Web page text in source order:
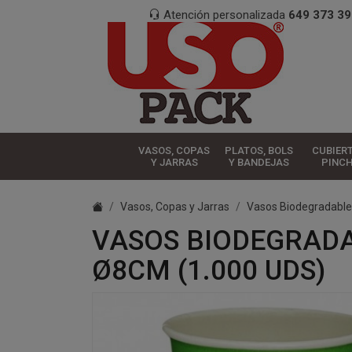
Atención personalizada 649 373
VASOS, COPAS
Y JARRAS
PLATOS, BOLS
Y BANDEJAS
Vasos, Copas y Jarras Vasos
VASOS
Ø8CM (1.000 UDS)